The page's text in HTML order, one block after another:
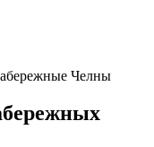
Челны